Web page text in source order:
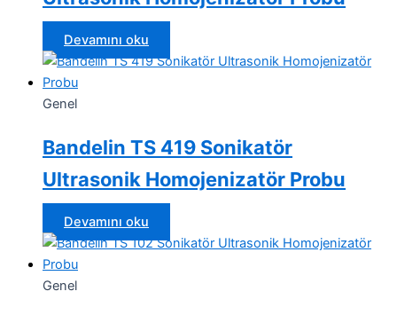
Devamını oku
Genel
Bandelin TS 419 Sonikatör
Ultrasonik Homojenizatör Probu
Devamını oku
Genel